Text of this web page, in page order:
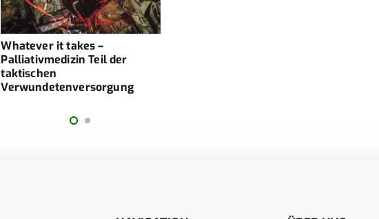
Whatever it takes –
Palliativmedizin Teil der
taktischen
Verwundetenversorgung